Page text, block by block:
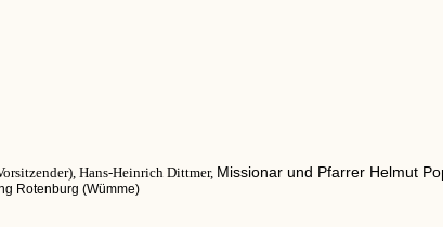
Hans-Heinrich Dittmer, Missionar und Pfarrer Helmut
Rotenburg (Wümme)